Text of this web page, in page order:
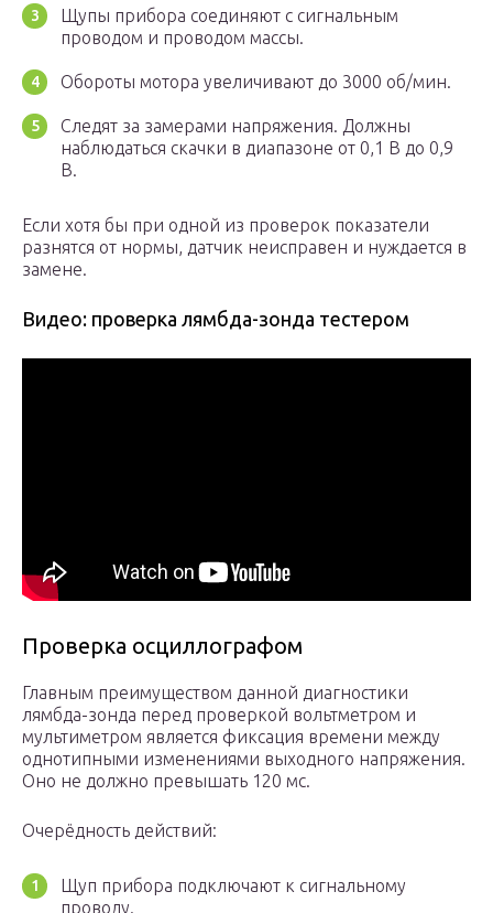
Щупы прибора соединяют с сигнальным
проводом и проводом массы.
Обороты мотора увеличивают до 3000 об/мин.
Следят за замерами напряжения. Должны
наблюдаться скачки в диапазоне от 0,1 В до 0,9
В.
Если хотя бы при одной из проверок показатели
разнятся от нормы, датчик неисправен и нуждается в
замене.
Видео: проверка лямбда-зонда тестером
Проверка осциллографом
Главным преимуществом данной диагностики
лямбда-зонда перед проверкой вольтметром и
мультиметром является фиксация времени между
однотипными изменениями выходного напряжения.
Оно не должно превышать 120 мс.
Очерёдность действий:
Щуп прибора подключают к сигнальному
проводу.